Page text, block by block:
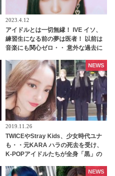
2023.4.12
アイドルとは一切無縁！ IVE イソ、
練習生になる前の夢は医者！ 以前は
音楽にも関心ゼロ・・ 意外な過去に
2019.11.26
TWICEやStray Kids、少女時代ユナ
も・・元KARA ハラの死去を受け、
K-POPアイドルたちが全身「黒」の
NEWS
NEWS